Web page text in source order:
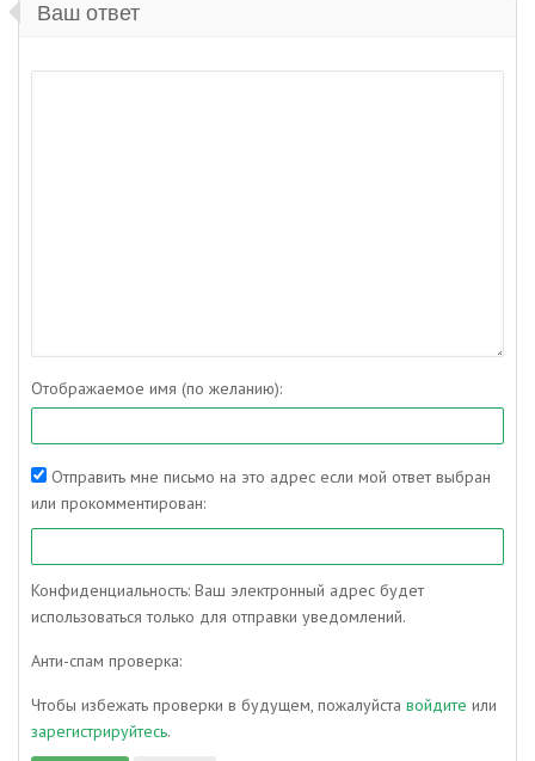
Ваш ответ
Отображаемое имя (по желанию):
Отправить мне письмо на это адрес если мой ответ выбран
или прокомментирован:
Конфиденциальность: Ваш электронный адрес будет
использоваться только для отправки уведомлений.
Анти-спам проверка:
Чтобы избежать проверки в будущем, пожалуйста войдите или
зарегистрируйтесь.